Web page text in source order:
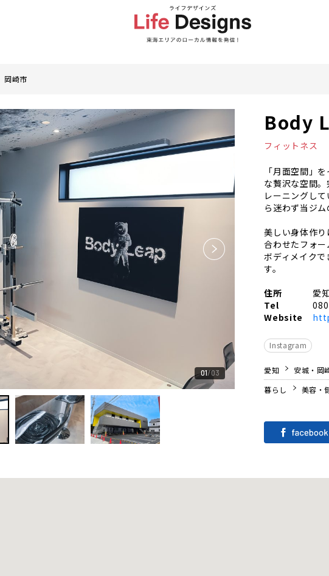
岡崎市
01 03
Body
フィットネス
「月面空間」
な贅沢な空間
レーニングし
ら迷わず当ジ
美しい身体作
合わせたフォ
ボディメイク
す。
住所
愛
Tel
Website
Instagram
愛知
安城・岡
暮らし
美容・